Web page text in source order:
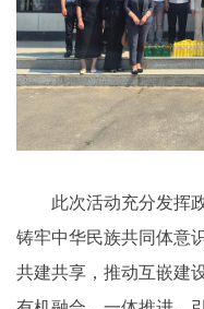
此次活动充分发挥政
铸牢中华民族共同体意
共建共享，推动互嵌建